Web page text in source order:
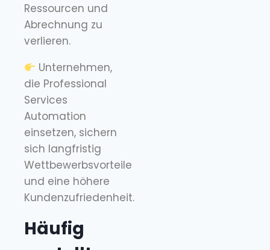
Ressourcen und
Abrechnung zu
verlieren.
Unternehmen,
die Professional
Services
Automation
einsetzen, sichern
sich langfristig
Wettbewerbsvorteile
und eine höhere
Kundenzufriedenheit.
Häufig